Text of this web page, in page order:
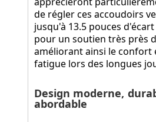
de régler ces accoudoirs
jusqu'à 13.5 pouces
pour un soutien très près
améliorant ainsi le confort
fatigue lors des longues
Design moderne,
abordable